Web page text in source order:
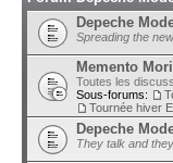
Depeche
Spreading the
Memento
Toutes les
Sous-forums:
Tournée hiver
Depeche
They talk and